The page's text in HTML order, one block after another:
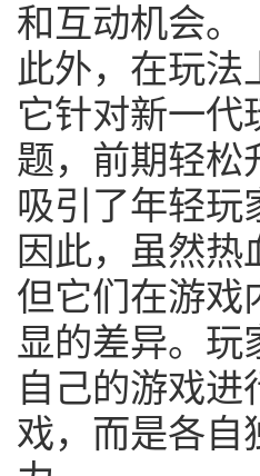
和互动机会。
此外，在玩法
它针对新一
题，前期轻松
吸引了年轻玩
因此，虽然热
但它们在游戏
显的差异。玩
自己的游戏
戏，而是各自